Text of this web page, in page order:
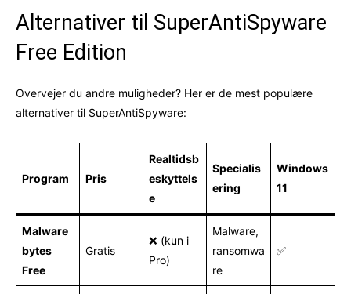
Alternativer til SuperAntiSpyware
Free Edition
Overvejer du andre muligheder? Her er de mest populære
alternativer til SuperAntiSpyware:
Program Pris
Realtidsb
eskyttels
e
Specialis
ering
Windows
11
Malware
bytes
Free
Gratis
❌ (kun i
Pro)
Malware,
ransomwa
re
✅